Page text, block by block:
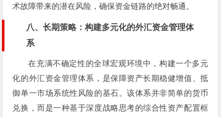
术故障带来的潜在风险，确保资金链路的绝对畅通。
八、长期策略：构建多元化的外汇资金管理体
系
在充满不确定性的全球宏观环境中，构建一个多元
化的外汇资金管理体系，是保障资产长期稳健增值、抵
御单一市场系统性风险的基石。该体系并非简单的货币
兑换，而是一种基于深度战略思考的综合性资产配置框